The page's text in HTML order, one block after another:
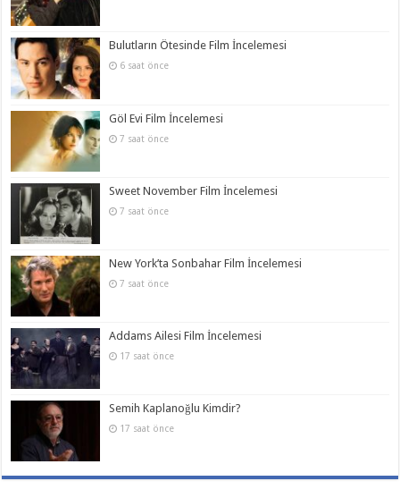
Bulutların Ötesinde Film İncelemesi
6 saat önce
Göl Evi Film İncelemesi
7 saat önce
Sweet November Film İncelemesi
7 saat önce
New York’ta Sonbahar Film İncelemesi
7 saat önce
Addams Ailesi Film İncelemesi
17 saat önce
Semih Kaplanoğlu Kimdir?
17 saat önce